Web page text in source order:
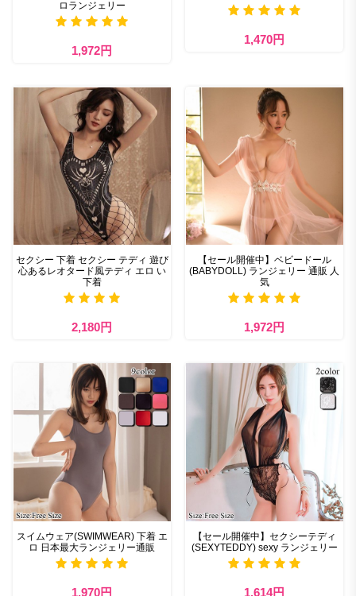
ロランジェリー
1,972円
1,470円
セクシー 下着​ セクシー テディ 遊び
心あるレオタード風テディ エロ い
下着
2,180円
【セール開催中】ベビードール
(BABYDOLL) ランジェリー 通販 人
気
1,972円
スイムウェア(SWIMWEAR) 下着 エ
ロ 日本最大ランジェリー通販
1,970円
【セール開催中】セクシーテディ
(SEXYTEDDY) sexy ランジェリー
1,614円